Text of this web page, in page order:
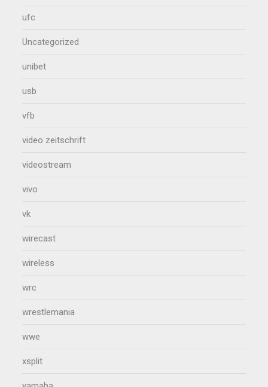
ufc
Uncategorized
unibet
usb
vfb
video zeitschrift
videostream
vivo
vk
wirecast
wireless
wrc
wrestlemania
wwe
xsplit